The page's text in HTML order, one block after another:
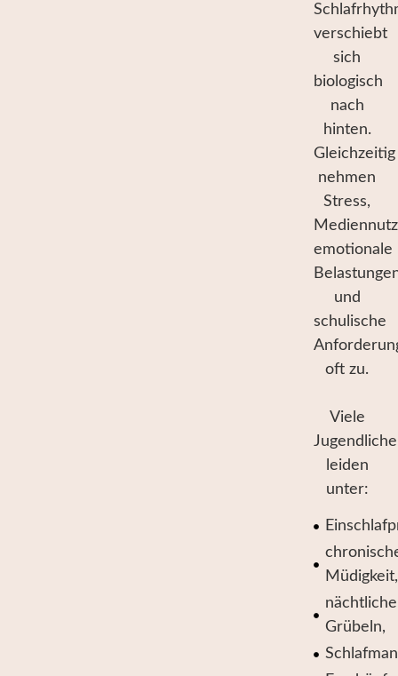
verschiebt
sich
biologisch
nach
hinten.
Gleichzeitig
nehmen
Stress,
emotionale
und
schulische
oft zu.
Viele
Jugendliche
leiden
unter:
Müdigkeit,
Grübeln,